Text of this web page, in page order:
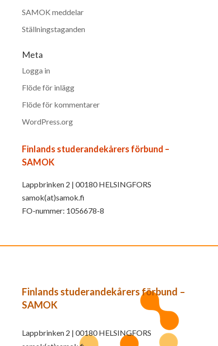
SAMOK meddelar
Ställningstaganden
Meta
Logga in
Flöde för inlägg
Flöde för kommentarer
WordPress.org
Finlands studerandekårers förbund –
SAMOK
Lappbrinken 2 | 00180 HELSINGFORS
samok(at)samok.fi
FO-nummer: 1056678-8
Finlands studerandekårers förbund –
SAMOK
Lappbrinken 2 | 00180 HELSINGFORS